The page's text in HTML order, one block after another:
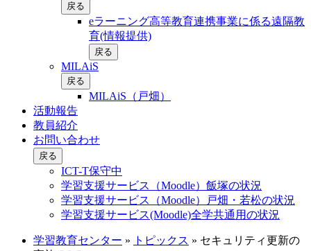
戻る
eラーニング高等教育連携事業に係る遠隔教
育(情報提供)
戻る
MILAiS
戻る
MILAiS（戸畑）
活動報告
教員紹介
お問い合わせ
戻る
ICT-T保守中
学習支援サービス（Moodle）飯塚の状況
学習支援サービス（Moodle）戸畑・若松の状況
学習支援サービス(Moodle)全学共通用の状況
学習教育センター » トピックス » セキュリティ更新の